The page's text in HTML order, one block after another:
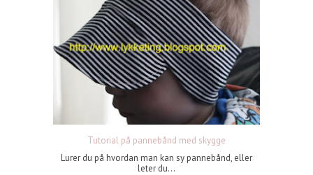
Tutorial på pannebånd med skygge
Lurer du på hvordan man kan sy pannebånd, eller
leter du...